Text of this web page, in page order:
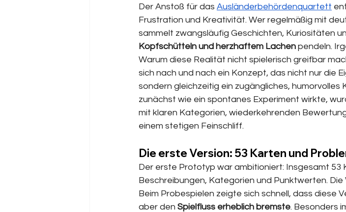
Der Anstoß für das Ausländerbehördenquartett
Frustration und Kreativität. Wer regelmäßig mit
sammelt zwangsläufig Geschichten, Kuriositäten
Kopfschütteln und herzhaftem Lachen pendeln.
Warum diese Realität nicht spielerisch greifbar
sich nach und nach ein Konzept, das nicht nur die
sondern gleichzeitig ein zugängliches, humorvolles
zunächst wie ein spontanes Experiment wirkte,
mit klaren Kategorien, wiederkehrenden
einem stetigen Feinschliff.
Die erste Version: 53 Karten und
Der erste Prototyp war ambitioniert: Insgesamt 53
Beschreibungen, Kategorien und Punktwerten. Die
Beim Probespielen zeigte sich schnell, dass diese
aber den Spielfluss erheblich bremste. Besonders